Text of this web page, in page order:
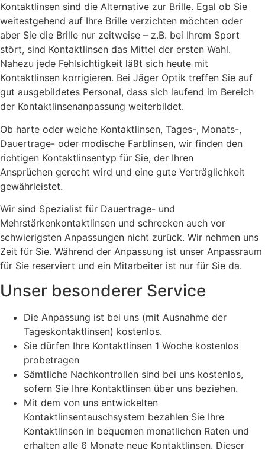
Kontaktlinsen sind die Alternative zur Brille. Egal ob Sie
weitestgehend auf Ihre Brille verzichten möchten oder
aber Sie die Brille nur zeitweise – z.B. bei Ihrem Sport
stört, sind Kontaktlinsen das Mittel der ersten Wahl.
Nahezu jede Fehlsichtigkeit läßt sich heute mit
Kontaktlinsen korrigieren. Bei Jäger Optik treffen Sie auf
gut ausgebildetes Personal, dass sich laufend im Bereich
der Kontaktlinsenanpassung weiterbildet.
Ob harte oder weiche Kontaktlinsen, Tages-, Monats-,
Dauertrage- oder modische Farblinsen, wir finden den
richtigen Kontaktlinsentyp für Sie, der Ihren
Ansprüchen gerecht wird und eine gute Verträglichkeit
gewährleistet.
Wir sind Spezialist für Dauertrage- und
Mehrstärkenkontaktlinsen und schrecken auch vor
schwierigsten Anpassungen nicht zurück. Wir nehmen uns
Zeit für Sie. Während der Anpassung ist unser Anpassraum
für Sie reserviert und ein Mitarbeiter ist nur für Sie da.
Unser besonderer Service
Die Anpassung ist bei uns (mit Ausnahme der
Tageskontaktlinsen) kostenlos.
Sie dürfen Ihre Kontaktlinsen 1 Woche kostenlos
probetragen
Sämtliche Nachkontrollen sind bei uns kostenlos,
sofern Sie Ihre Kontaktlinsen über uns beziehen.
Mit dem von uns entwickelten
Kontaktlinsentauschsystem bezahlen Sie Ihre
Kontaktlinsen in bequemen monatlichen Raten und
erhalten alle 6 Monate neue Kontaktlinsen. Dieser